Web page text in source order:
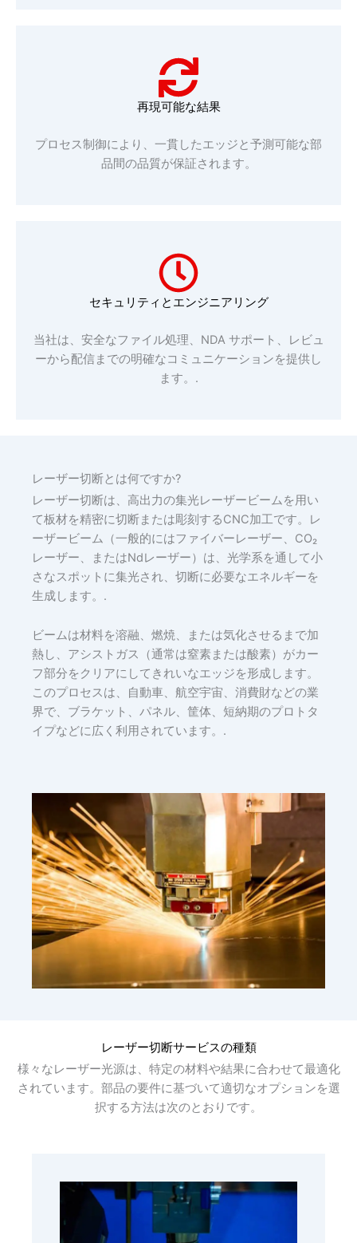
再現可能な結果
プロセス制御により、一貫したエッジと予測可能な部
品間の品質が保証されます。
セキュリティとエンジニアリング
当社は、安全なファイル処理、NDA サポート、レビュ
ーから配信までの明確なコミュニケーションを提供し
ます。.
レーザー切断とは何ですか?
レーザー切断は、高出力の集光レーザービームを用い
て板材を精密に切断または彫刻するCNC加工です。レ
ーザービーム（一般的にはファイバーレーザー、CO₂
レーザー、またはNdレーザー）は、光学系を通して小
さなスポットに集光され、切断に必要なエネルギーを
生成します。.
ビームは材料を溶融、燃焼、または気化させるまで加
熱し、アシストガス（通常は窒素または酸素）がカー
フ部分をクリアにしてきれいなエッジを形成します。
このプロセスは、自動車、航空宇宙、消費財などの業
界で、ブラケット、パネル、筐体、短納期のプロトタ
イプなどに広く利用されています。.
レーザー切断サービスの種類
様々なレーザー光源は、特定の材料や結果に合わせて最適化
されています。部品の要件に基づいて適切なオプションを選
択する方法は次のとおりです。